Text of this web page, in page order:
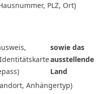
PLZ, Ort)
sowie das
ausstellende
Land
Anhängertyp)